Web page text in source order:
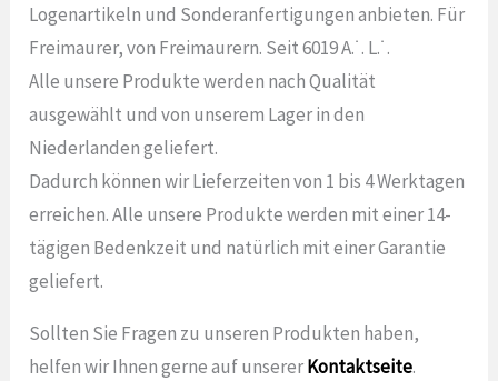
Logenartikeln und Sonderanfertigungen anbieten. Für
Freimaurer, von Freimaurern. Seit 6019 A.˙. L.˙.
Alle unsere Produkte werden nach Qualität
ausgewählt und von unserem Lager in den
Niederlanden geliefert.
Dadurch können wir Lieferzeiten von 1 bis 4 Werktagen
erreichen. Alle unsere Produkte werden mit einer 14-
tägigen Bedenkzeit und natürlich mit einer Garantie
geliefert.
Sollten Sie Fragen zu unseren Produkten haben,
helfen wir Ihnen gerne auf unsererKontaktseite.